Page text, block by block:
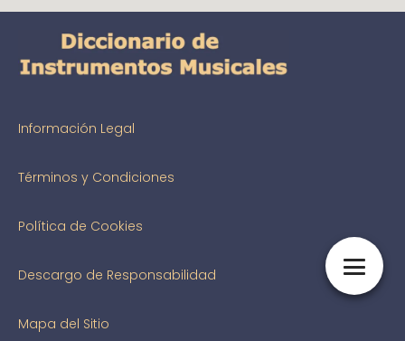
Información Legal
Términos y Condiciones
Política de Cookies
Descargo de Responsabilidad
Mapa del Sitio